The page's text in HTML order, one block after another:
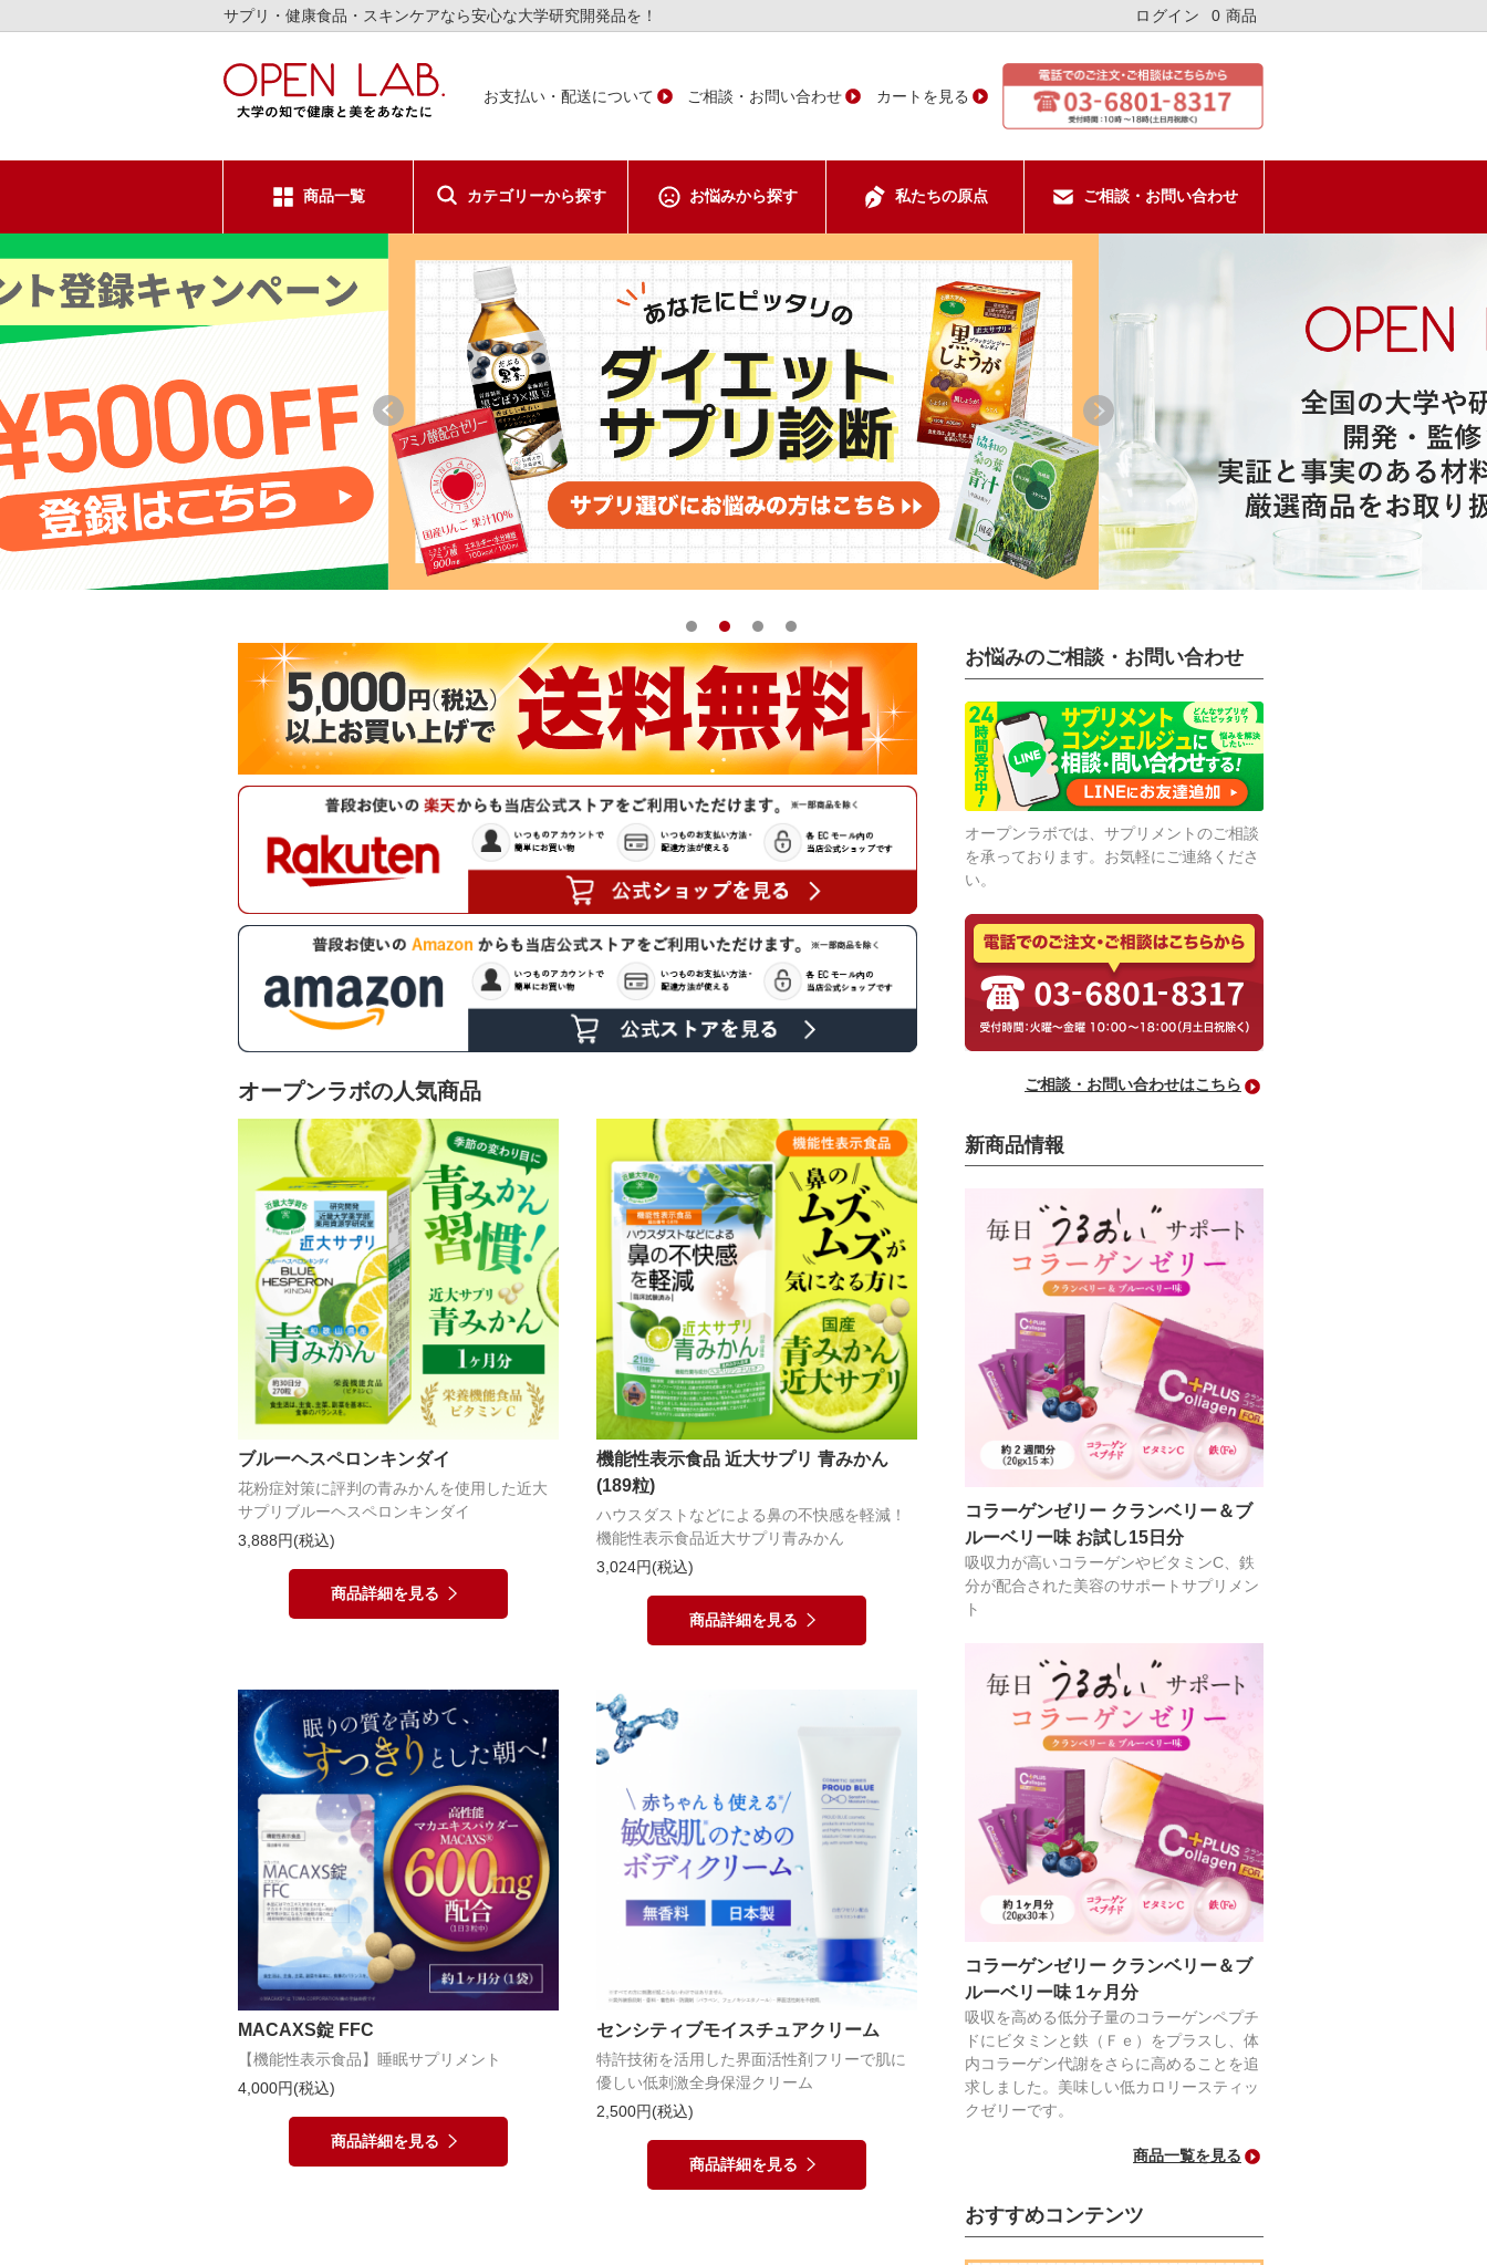
サプリ・健康食品・スキンケアなら安心な大学研究開発品を！ ログイン 0 商品
お支払い・配送について ご相談・お問い合わせ カートを見る
商品一覧 カテゴリーから探す
サプリメント
健康食品
スキンケア
日用品
お悩みから探す 私たちの原点 ご相談・お問い合わせ
1 2 3 4
オープンラボの人気商品
ブルーヘスペロンキンダイ
花粉症対策に評判の青みかんを使用した近大
サプリブルーヘスペロンキンダイ
3,888円(税込)
商品詳細を見る
機能性表示食品 近大サプリ 青みかん
(189粒)
ハウスダストなどによる鼻の不快感を軽減！
機能性表示食品近大サプリ青みかん
3,024円(税込)
商品詳細を見る
MACAXS錠 FFC
【機能性表示食品】睡眠サプリメント
4,000円(税込)
商品詳細を見る
センシティブモイスチュアクリーム
特許技術を活用した界面活性剤フリーで肌に
優しい低刺激全身保湿クリーム
2,500円(税込)
商品詳細を見る
お悩みのご相談・お問い合わせ
オープンラボでは、サプリメントのご相談
を承っております。お気軽にご連絡くださ
い。
ご相談・お問い合わせはこちら
新商品情報
コラーゲンゼリー クランベリー＆ブ
ルーベリー味 お試し15日分
吸収力が高いコラーゲンやビタミンC、鉄
分が配合された美容のサポートサプリメン
ト
コラーゲンゼリー クランベリー＆ブ
ルーベリー味 1ヶ月分
吸収を高める低分子量のコラーゲンペプチ
ドにビタミンと鉄（Ｆｅ）をプラスし、体
内コラーゲン代謝をさらに高めることを追
求しました。美味しい低カロリースティッ
クゼリーです。
商品一覧を見る
おすすめコンテンツ